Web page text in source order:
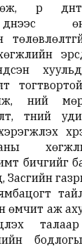
үр
үүний
түүний
бичгийг
Засгийн
аж